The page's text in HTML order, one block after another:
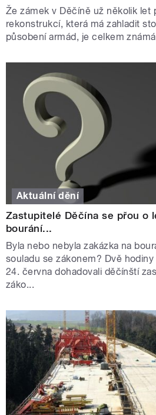
Že zámek v Děčíně už několik let
rekonstrukcí, která má zahladit
působení armád, je celkem
Aktuální dění
Zastupitelé Děčína se přou o
bourání...
Byla nebo nebyla zakázka na
souladu se zákonem? Dvě
24. června dohadovali děčínští
záko...